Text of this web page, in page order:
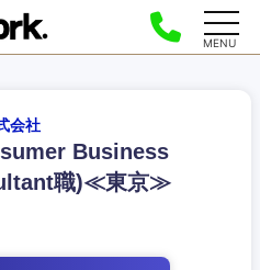
MENU
会社
Business
職)≪東京≫